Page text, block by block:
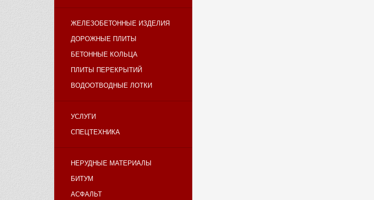
ЖЕЛЕЗОБЕТОННЫЕ ИЗДЕЛИЯ
ДОРОЖНЫЕ ПЛИТЫ
БЕТОННЫЕ КОЛЬЦА
ПЛИТЫ ПЕРЕКРЫТИЙ
ВОДООТВОДНЫЕ ЛОТКИ
УСЛУГИ
СПЕЦТЕХНИКА
НЕРУДНЫЕ МАТЕРИАЛЫ
БИТУМ
АСФАЛЬТ